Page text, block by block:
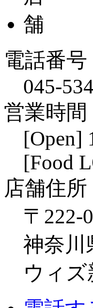
電話番号
045-
営業時間
[Open]
[Food
店舗住所
〒222-
神奈川
ウィズ